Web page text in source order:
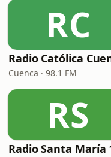
RC
Radio Católica
Cuenca · 98.1 FM
RS